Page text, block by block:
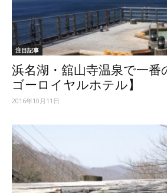
注目記事
浜名湖・舘山寺温泉で一番
ゴーロイヤルホテル】
2016年10月11日